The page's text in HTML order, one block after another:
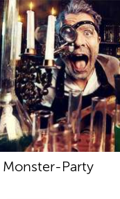
Monster-Party